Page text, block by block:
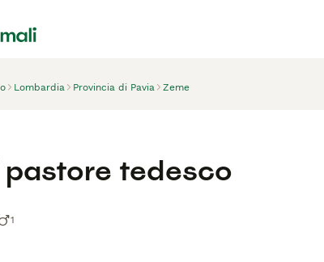
Lombardia Provincia di Pavia Zeme
tedesco
1